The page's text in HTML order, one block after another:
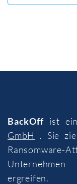
BackOffist
GmbH
. Sie
Ransomware-
Unternehmen
ergreifen.